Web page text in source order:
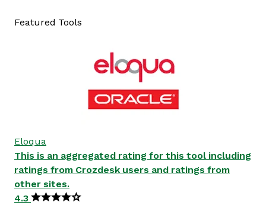
Featured Tools
Eloqua
This is an aggregated rating for this tool including
ratings from Crozdesk users and ratings from
other sites.
4.3